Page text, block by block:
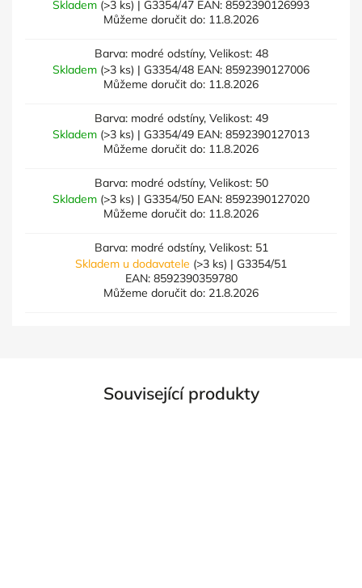
Skladem (>3 ks) | G3354/47 EAN: 8592390126993
Můžeme doručit do: 11.8.2026
Barva: modré odstíny, Velikost: 48
Skladem (>3 ks) | G3354/48 EAN: 8592390127006
Můžeme doručit do: 11.8.2026
Barva: modré odstíny, Velikost: 49
Skladem (>3 ks) | G3354/49 EAN: 8592390127013
Můžeme doručit do: 11.8.2026
Barva: modré odstíny, Velikost: 50
Skladem (>3 ks) | G3354/50 EAN: 8592390127020
Můžeme doručit do: 11.8.2026
Barva: modré odstíny, Velikost: 51
Skladem u dodavatele (>3 ks) | G3354/51
EAN: 8592390359780
Můžeme doručit do: 21.8.2026
Související produkty